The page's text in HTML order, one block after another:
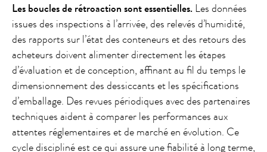
Les boucles de rétroaction sont essentielles.Les données
issues des inspections à l’arrivée, des relevés d’humidité,
des rapports sur l’état des conteneurs et des retours des
acheteurs doivent alimenter directement les étapes
d’évaluation et de conception, affinant au fil du temps le
dimensionnement des dessiccants et les spécifications
d’emballage. Des revues périodiques avec des partenaires
techniques aident à comparer les performances aux
attentes réglementaires et de marché en évolution. Ce
cycle discipliné est ce qui assure une fiabilité à long terme,